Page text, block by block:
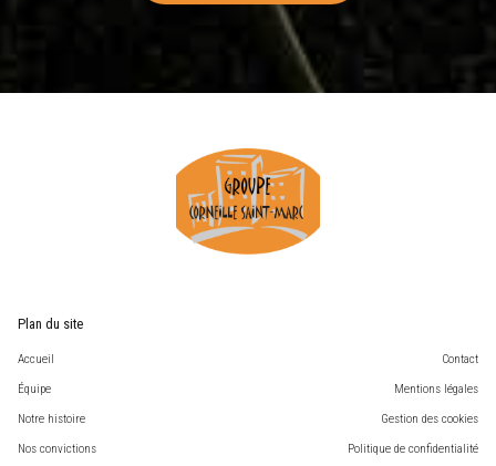
Plan du site
Accueil Contact
Équipe Mentions légales
Notre histoire Gestion des cookies
Nos convictions Politique de confidentialité